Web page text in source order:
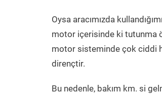
Oysa aracımızda
motor içerisinde ki tutunma
motor sisteminde çok ciddi
dirençtir.
Bu nedenle, bakım km. si